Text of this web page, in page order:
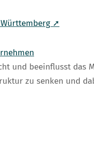
➚
und beeinflusst das
zu senken und